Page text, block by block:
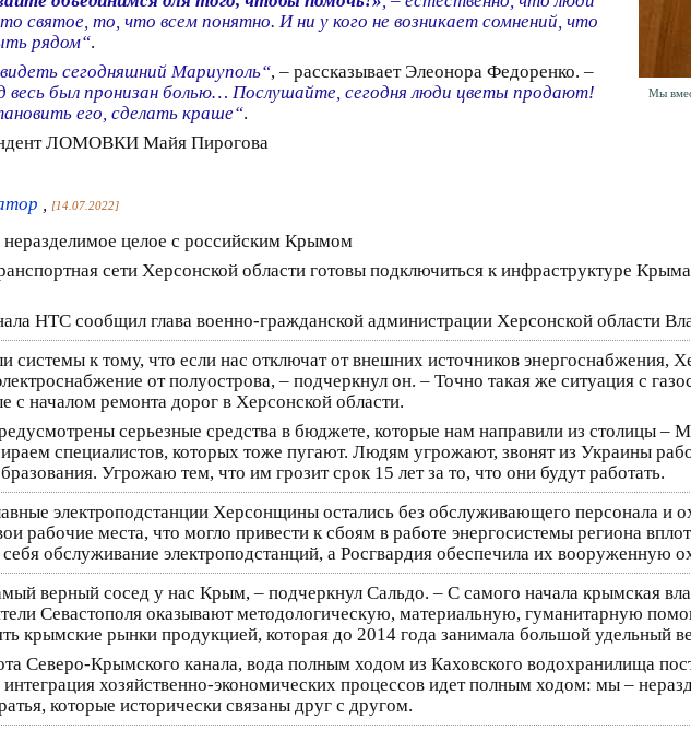
Мы
святое, то, что всем понятно. И ни у кого не возникает сомнений, что
рядом“.
сегодняшний Мариуполь“, – рассказывает Элеонора Федоренко. –
весь был пронизан болью… Послушайте, сегодня люди цветы продают!
его, сделать краше“.
ЛОМОВКИ Майя Пирогова
, [14.07.2022]
целое с российским Крымом
сети Херсонской области готовы подключиться к инфраструктуре
НТС сообщил глава военно-гражданской администрации Херсонской области
к тому, что если нас отключат от внешних источников энергоснабжения,
от полуострова, – подчеркнул он. – Точно такая же ситуация с
с началом ремонта дорог в Херсонской области.
серьезные средства в бюджете, которые нам направили из столицы –
специалистов, которых тоже пугают. Людям угрожают, звонят из Украины
Угрожаю тем, что им грозит срок 15 лет за то, что они будут работать.
электроподстанции Херсонщины остались без обслуживающего персонала и
рабочие места, что могло привести к сбоям в работе энергосистемы региона
обслуживание электроподстанций, а Росгвардия обеспечила их вооруженную
верный сосед у нас Крым, – подчеркнул Сальдо. – С самого начала крымская
Севастополя оказывают методологическую, материальную, гуманитарную
крымские рынки продукцией, которая до 2014 года занимала большой удельный
Северо-Крымского канала, вода полным ходом из Каховского водохранилища
хозяйственно-экономических процессов идет полным ходом: мы –
которые исторически связаны друг с другом.